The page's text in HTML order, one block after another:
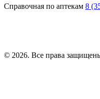
Справочная по аптекам 8
© 2026. Все права